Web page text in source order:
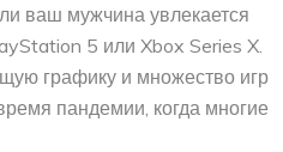
ваш мужчина увлекается
5 или Xbox Series X.
графику и множество игр
пандемии, когда многие